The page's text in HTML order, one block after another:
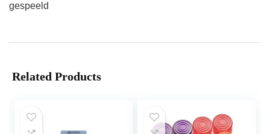
gespeeld
Related Products